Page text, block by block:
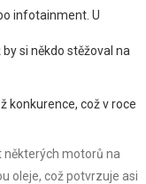
infotainment. U
si někdo stěžoval na
konkurence, což v roce
některých motorů na
oleje, což potvrzuje asi